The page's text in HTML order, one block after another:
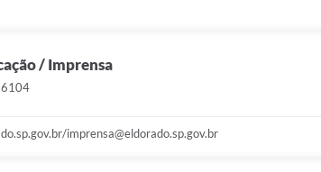
/ Imprensa
imprensa@eldorado.sp.gov.br